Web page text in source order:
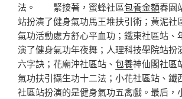
法。 緊接著，蜜蜂社區包養金額春園
站扮演了健身氣功馬王堆扶引術；黃泥社
氣功活動處方舒心平血功；鐵東社區站、
演了健身氣功年夜舞；人理科技學院站扮
六字訣；花廟沖社區站、 包養神仙閣社區
氣功扶引攝生功十二法；小花社區站、鐵
社區站扮演的是健身氣功五禽戲。最后，